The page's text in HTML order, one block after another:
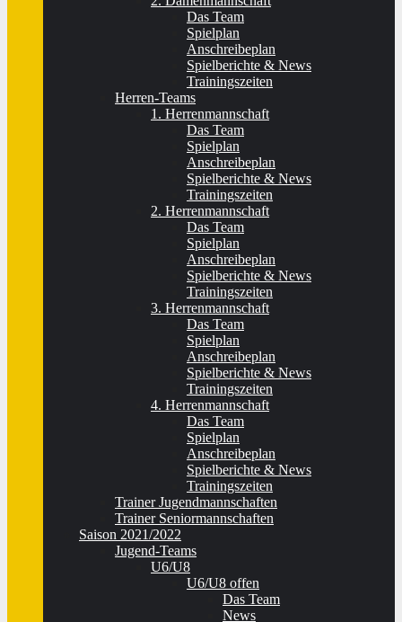
Das Team
Spielplan
Anschreibeplan
Spielberichte & News
Trainingszeiten
Herren-Teams
1. Herrenmannschaft
Das Team
Spielplan
Anschreibeplan
Spielberichte & News
Trainingszeiten
2. Herrenmannschaft
Das Team
Spielplan
Anschreibeplan
Spielberichte & News
Trainingszeiten
3. Herrenmannschaft
Das Team
Spielplan
Anschreibeplan
Spielberichte & News
Trainingszeiten
4. Herrenmannschaft
Das Team
Spielplan
Anschreibeplan
Spielberichte & News
Trainingszeiten
Trainer Jugendmannschaften
Trainer Seniormannschaften
Saison 2021/2022
Jugend-Teams
U6/U8
U6/U8 offen
Das Team
News